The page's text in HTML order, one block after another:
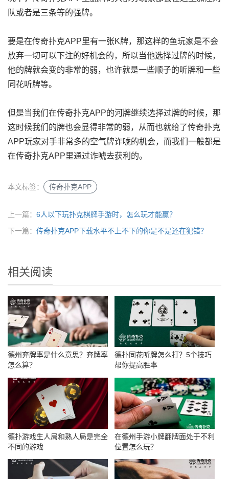
队或者是三条等的强牌。
要是在传奇扑克APP里有一张K牌，那这样的鱼玩家是不会
放弃一切可以下注的好机会的，所以当他选择过牌的时候，
他的牌就会变的非常的弱，也许就是一些顺子的听牌和一些
同花听牌等。
但是当我们在传奇扑克APP的河牌继续选择过牌的时候，那
这时候我们的牌也会显得非常的弱，从而也就给了传奇扑克
APP玩家对手非常多的空气牌诈唬的机会，而我们一般都是
在传奇扑克APP里通过诈唬去获利的。
本文标签： 传奇扑克APP
上一篇： 6人以下玩扑克棋牌手游时，怎么玩才能赢？
下一篇： 传奇扑克APP下载水平不上不下的你是不是还在犯错？
相关阅读
德州弃牌率是什么意思？弃牌率
怎么算？
德扑同花听牌怎么打？5个技巧
帮你提高胜率
德扑游戏生人局和熟人局是完全
不同的游戏
在德州手游小牌翻牌面处于不利
位置怎么玩？